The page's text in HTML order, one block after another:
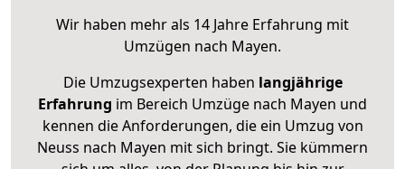
Wir haben mehr als 14 Jahre Erfahrung mit
Umzügen nach Mayen.
Die Umzugsexperten haben langjährige
Erfahrung im Bereich Umzüge nach Mayen und
kennen die Anforderungen, die ein Umzug von
Neuss nach Mayen mit sich bringt. Sie kümmern